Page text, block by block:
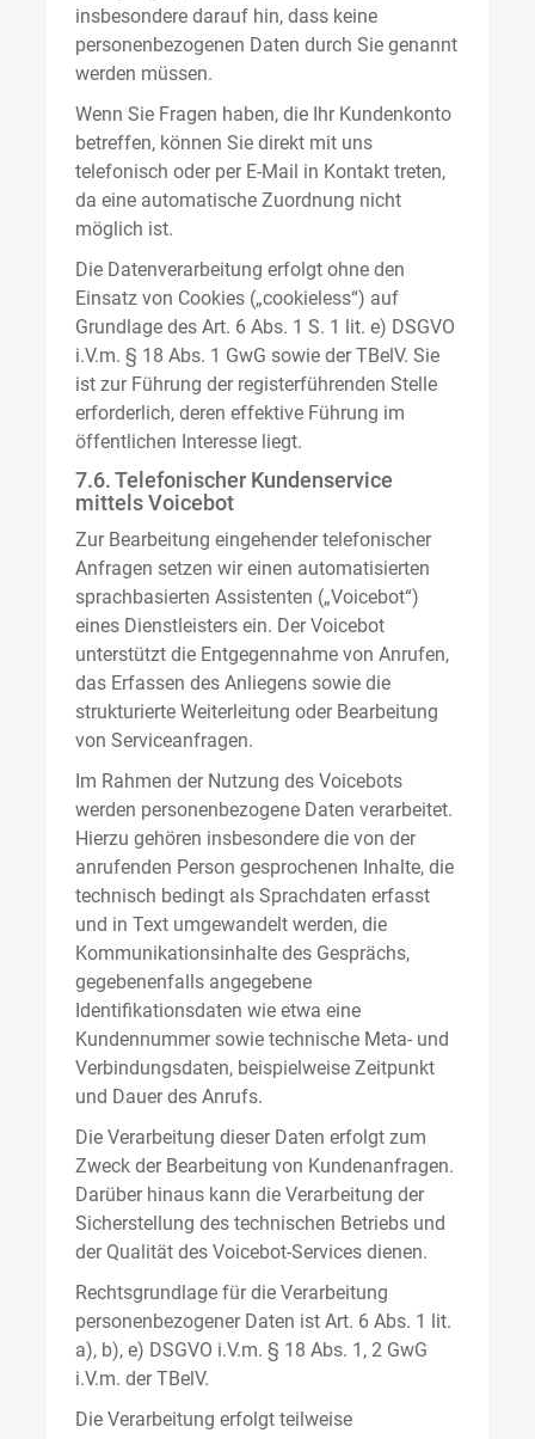
insbesondere darauf hin, dass keine
personenbezogenen Daten durch Sie genannt
werden müssen.
Wenn Sie Fragen haben, die Ihr Kundenkonto
betreffen, können Sie direkt mit uns
telefonisch oder per E-Mail in Kontakt treten,
da eine automatische Zuordnung nicht
möglich ist.
Die Datenverarbeitung erfolgt ohne den
Einsatz von Cookies („cookieless“) auf
Grundlage des Art. 6 Abs. 1 S. 1 lit. e) DSGVO
i.V.m. § 18 Abs. 1 GwG sowie der TBelV. Sie
ist zur Führung der registerführenden Stelle
erforderlich, deren effektive Führung im
öffentlichen Interesse liegt.
7.6. Telefonischer Kundenservice
mittels Voicebot
Zur Bearbeitung eingehender telefonischer
Anfragen setzen wir einen automatisierten
sprachbasierten Assistenten („Voicebot“)
eines Dienstleisters ein. Der Voicebot
unterstützt die Entgegennahme von Anrufen,
das Erfassen des Anliegens sowie die
strukturierte Weiterleitung oder Bearbeitung
von Serviceanfragen.
Im Rahmen der Nutzung des Voicebots
werden personenbezogene Daten verarbeitet.
Hierzu gehören insbesondere die von der
anrufenden Person gesprochenen Inhalte, die
technisch bedingt als Sprachdaten erfasst
und in Text umgewandelt werden, die
Kommunikationsinhalte des Gesprächs,
gegebenenfalls angegebene
Identifikationsdaten wie etwa eine
Kundennummer sowie technische Meta- und
Verbindungsdaten, beispielweise Zeitpunkt
und Dauer des Anrufs.
Die Verarbeitung dieser Daten erfolgt zum
Zweck der Bearbeitung von Kundenanfragen.
Darüber hinaus kann die Verarbeitung der
Sicherstellung des technischen Betriebs und
der Qualität des Voicebot-Services dienen.
Rechtsgrundlage für die Verarbeitung
personenbezogener Daten ist Art. 6 Abs. 1 lit.
a), b), e) DSGVO i.V.m. § 18 Abs. 1, 2 GwG
i.V.m. der TBelV.
Die Verarbeitung erfolgt teilweise